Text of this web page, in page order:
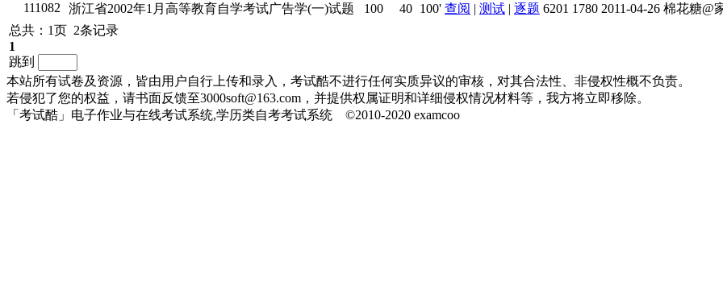
111082
浙江省2002年1月高等教育自学考试广告学(一)试题 100 40 100' 查阅 | 测试 | 逐题 6201 1780 2011-04-26 棉花糖@
总共：1页 2条记录
1
跳到
本站所有试卷及资源，皆由用户自行上传和录入，考试酷不进行任何实质异议的审核，对其合法性、非侵权性概不负责。
若侵犯了您的权益，请书面反馈至3000soft@163.com，并提供权属证明和详细侵权情况材料等，我方将立即移除。
「考试酷」电子作业与在线考试系统,学历类自考考试系统 ©2010-2020 examcoo